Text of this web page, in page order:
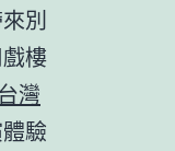
別
樓
台灣
驗